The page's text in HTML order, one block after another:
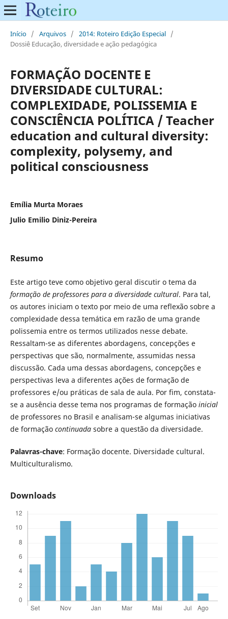
Início / Arquivos / 2014: Roteiro Edição Especial /
Dossiê Educação, diversidade e ação pedagógica
FORMAÇÃO DOCENTE E
DIVERSIDADE CULTURAL:
COMPLEXIDADE, POLISSEMIA E
CONSCIÊNCIA POLÍTICA / Teacher
education and cultural diversity:
complexity, polysemy, and
political consciousness
Emília Murta Moraes
Julio Emilio Diniz-Pereira
Resumo
Este artigo teve como objetivo geral discutir o tema da
formação de professores para a diversidade cultural. Para tal,
os autores iniciam o texto por meio de uma reflexão sobre a
complexidade dessa temática em razão de uma grande
polissemia entre os termos utilizados nesse debate.
Ressaltam-se as diferentes abordagens, concepções e
perspectivas que são, normalmente, assumidas nessa
discussão. Cada uma dessas abordagens, concepções e
perspectivas leva a diferentes ações de formação de
professores e/ou práticas de sala de aula. Por fim, constata-
se a ausência desse tema nos programas de formação inicial
de professores no Brasil e analisam-se algumas iniciativas
de formação continuadasobre a questão da diversidade.
Palavras-chave: Formação docente. Diversidade cultural.
Multiculturalismo.
Downloads